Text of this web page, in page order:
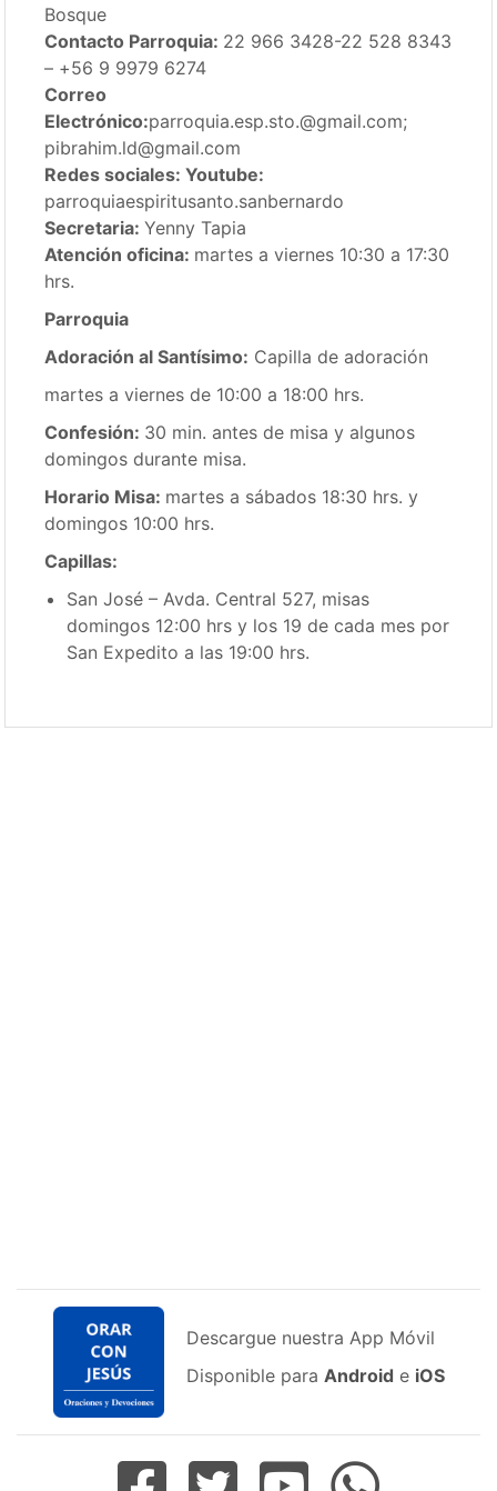
Bosque
Contacto Parroquia: 22 966 3428-22 528 8343
– +56 9 9979 6274
Correo
Electrónico:parroquia.esp.sto.@gmail.com;
pibrahim.ld@gmail.com
Redes sociales: Youtube:
parroquiaespiritusanto.sanbernardo
Secretaria:Yenny Tapia
Atención oficina: martes a viernes 10:30 a 17:30
hrs.
Parroquia
Adoración al Santísimo: Capilla de adoración
martes a viernes de 10:00 a 18:00 hrs.
Confesión: 30 min. antes de misa y algunos
domingos durante misa.
Horario Misa: martes a sábados 18:30 hrs. y
domingos 10:00 hrs.
Capillas:
San José – Avda. Central 527, misas
domingos 12:00 hrs y los 19 de cada mes por
San Expedito a las 19:00 hrs.
Descargue nuestra App Móvil
Disponible para Android e iOS